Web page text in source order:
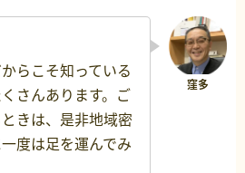
らこそ知っている
さんあります。ご
きは、是非地域密
度は足を運んでみ